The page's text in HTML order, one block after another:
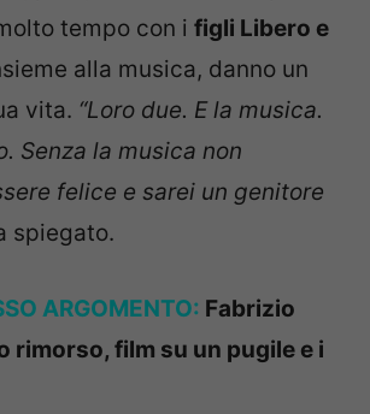
tempo con i figli Libero e
alla musica, danno un
vita. “Loro due. E la musica.
Senza la musica non
felice e sarei un genitore
spiegato.
ARGOMENTO: Fabrizio
rimorso, film su un pugile e i